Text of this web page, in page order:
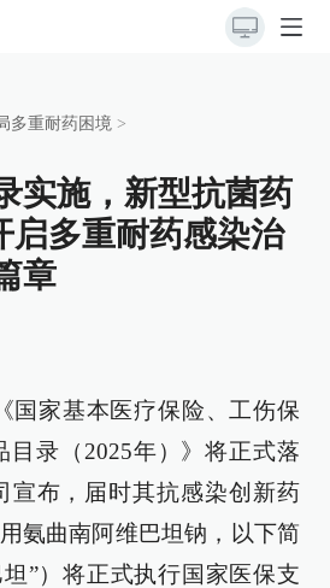
多重耐药困境 >
实施，新型抗菌药
多重耐药感染治
章
国家基本医疗保险、工伤保
目录（2025年）》将正式落
宣布，届时其抗感染创新药
氨曲南阿维巴坦钠，以下简
”）将正式执行国家医保支